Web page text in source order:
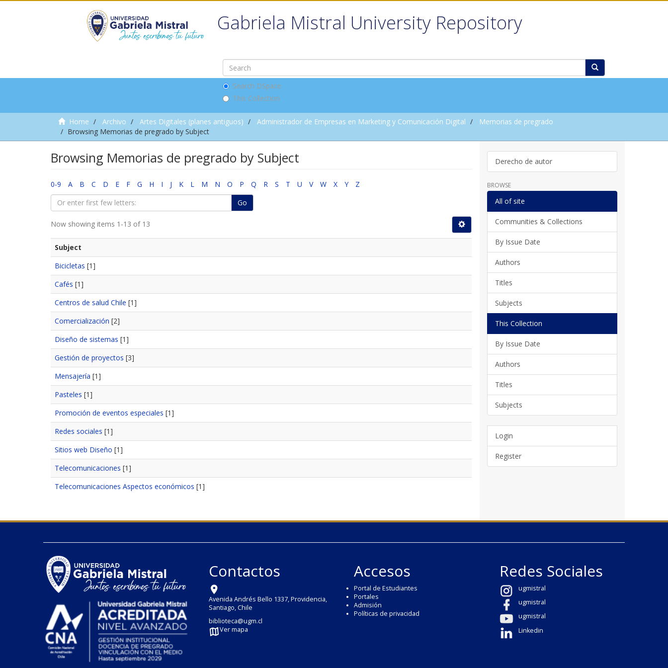
Gabriela Mistral University Repository
Search DSpace
This Collection
Home Archivo Artes Digitales (planes antiguos) Administrador de Empresas en Marketing y Comunicación Digital
Memorias de pregrado
Browsing Memorias de pregrado by Subject
Browsing Memorias de pregrado by Subject
0-9 A B C D E F G H I J K L M N O P Q R S T U V W X Y
Z
Go
Now showing items 1-13 of 13
Subject
Bicicletas [1]
Cafés [1]
Centros de salud Chile [1]
Comercialización [2]
Diseño de sistemas [1]
Gestión de proyectos [3]
Mensajería [1]
Pasteles [1]
Promoción de eventos especiales [1]
Redes sociales [1]
Sitios web Diseño [1]
Telecomunicaciones [1]
Telecomunicaciones Aspectos económicos [1]
Derecho de autor
BROWSE
All of site
Communities & Collections
By Issue Date
Authors
Titles
Subjects
This Collection
By Issue Date
Authors
Titles
Subjects
Login
Register
Contactos
Avenida Andrés Bello 1337, Providencia,
Santiago, Chile
biblioteca@ugm.cl
Ver mapa
Accesos
Portal de Estudiantes
Portales
Admisión
Políticas de privacidad
Redes Sociales
ugmistral
ugmistral
ugmistral
Linkedin